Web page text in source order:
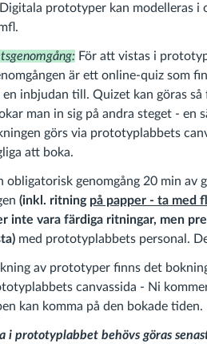
prototyper kan modelleras i
För att vistas i
är ett online-quiz som
inbjudan till. Quizet kan göras
man in sig på andra steget - en
görs via prototyplabbets
att boka.
obligatorisk genomgång 20 min av
(inkl. ritning på papper - ta med
inte vara färdiga ritningar, men
med prototyplabbets personal.
av prototyper finns det
canvassida - Ni
kan komma på den bokade tiden.
i prototyplabbet behövs göras